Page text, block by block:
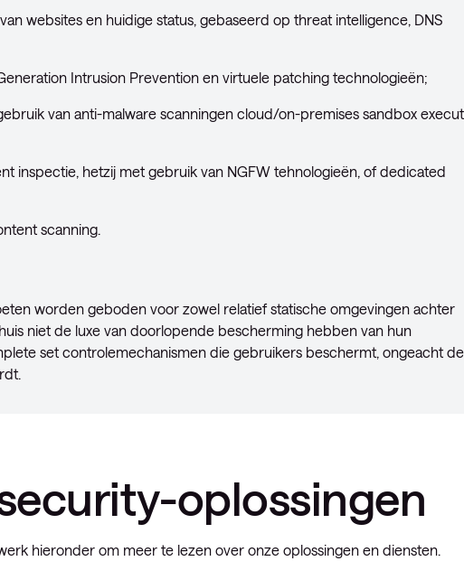
websites en huidige status, gebaseerd op threat intelligence, DNS
Intrusion Prevention en virtuele patching technologieën;
van anti-malware scanningen cloud/on-premises sandbox
inspectie, hetzij met gebruik van NGFW tehnologieën, of dedicated
scanning.
worden geboden voor zowel relatief statische omgevingen achter
niet de luxe van doorlopende bescherming hebben van hun
set controlemechanismen die gebruikers beschermt, ongeacht de
oplossingen
hieronder om meer te lezen over onze oplossingen en diensten.